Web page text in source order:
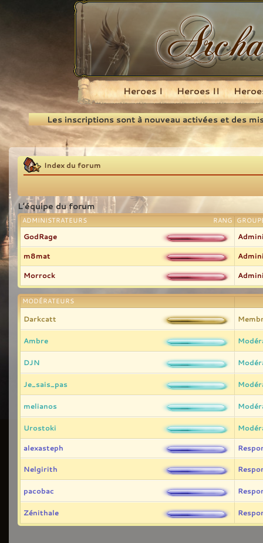
Recherche
Heroes I Heroes II
Les inscriptions sont à nouveau activées et des
Index du forum
L’équipe du forum
RANG
ADMINISTRATEURS
GodRage
m8mat
Morrock
MODÉRATEURS
Darkcatt
Ambre
DJN
Je_sais_pas
melianos
Urostoki
alexasteph
Nelgirith
pacobac
Zénithale